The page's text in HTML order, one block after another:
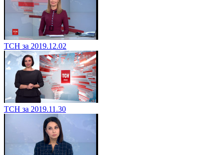
ТСН за 2019.12.02
ТСН за 2019.11.30